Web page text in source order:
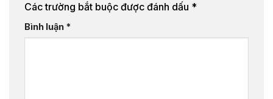
Các trường bắt buộc được đánh dấu *
Bình luận *